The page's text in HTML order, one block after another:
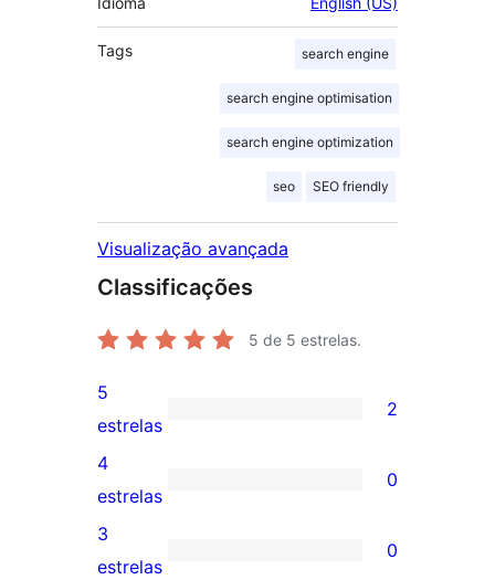
Tags search engine
search engine optimisation
search engine optimization
seo SEO friendly
Visualização avançada
Classificações
5 de 5 estrelas.
2
avaliações
com
5
estrelas
5
estrelas
2
0
avaliação
com
4
estrelas
0
0
3
estrelas
0